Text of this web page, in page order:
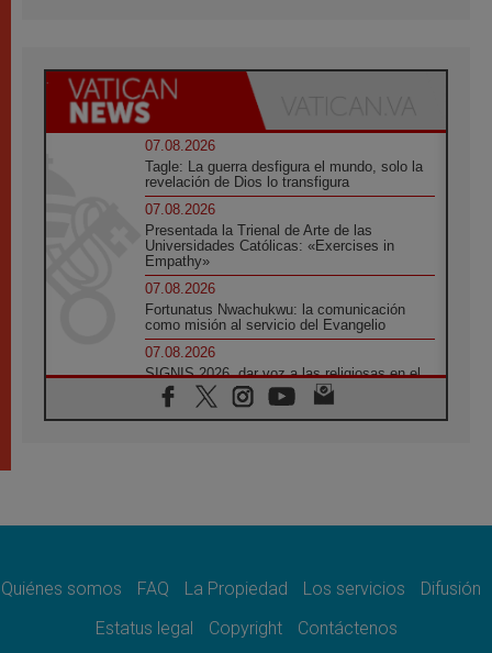
07.08.2026
Tagle: La guerra desfigura el mundo, solo la
revelación de Dios lo transfigura
07.08.2026
Presentada la Trienal de Arte de las
Universidades Católicas: «Exercises in
Empathy»
07.08.2026
Fortunatus Nwachukwu: la comunicación
como misión al servicio del Evangelio
07.08.2026
SIGNIS 2026, dar voz a las religiosas en el
espacio público
07.08.2026
no admite premuras legislativas
Cardenal Parolin: La paz comienza con la
Quiénes somos FAQ La Propiedad Los servicios
Difusión
Estatus legal
Copyright Contáctenos